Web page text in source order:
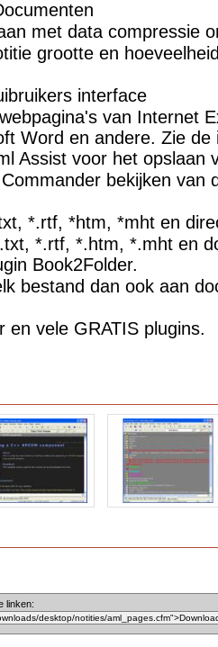
met data compressie
grootte en
interface
van Internet
Word en andere. Zie de
Assist voor het opslaan
bekijken van
*.rtf, *htm, *mht en
*.rtf, *.htm, *.mht en
Book2Folder.
bestand dan ook aan
en vele GRATIS plugins.
linken: